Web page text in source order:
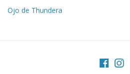
Ojo de Thundera